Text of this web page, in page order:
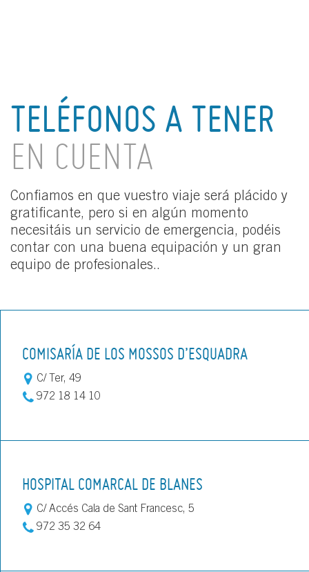
TELÉFONOS A TENER
EN CUENTA
Confiamos en que vuestro viaje será plácido y
gratificante, pero si en algún momento
necesitáis un servicio de emergencia, podéis
contar con una buena equipación y un gran
equipo de profesionales..
COMISARÍA DE LOS MOSSOS D’ESQUADRA
C/ Ter, 49
972 18 14 10
HOSPITAL COMARCAL DE BLANES
C/ Accés Cala de Sant Francesc, 5
972 35 32 64